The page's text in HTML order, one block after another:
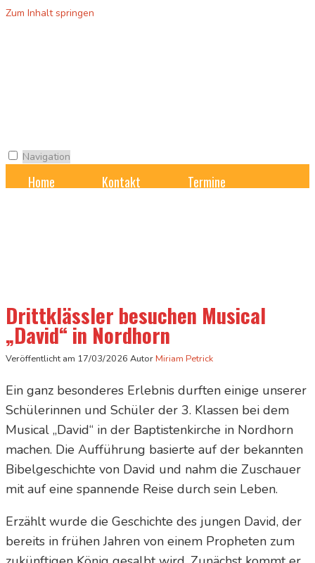
Zum Inhalt springen
Navigation
Home Kontakt
Termine
Drittklässler besuchen Musical
„David“ in Nordhorn
Veröffentlicht am 17/03/2026 AutorMiriam Petrick
Ein ganz besonderes Erlebnis durften einige unserer
Schülerinnen und Schüler der 3. Klassen bei dem
Musical „David“ in der Baptistenkirche in Nordhorn
machen. Die Aufführung basierte auf der bekannten
Bibelgeschichte von David und nahm die Zuschauer
mit auf eine spannende Reise durch sein Leben.
Erzählt wurde die Geschichte des jungen David, der
bereits in frühen Jahren von einem Propheten zum